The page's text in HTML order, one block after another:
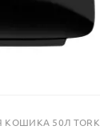
50Л TORK